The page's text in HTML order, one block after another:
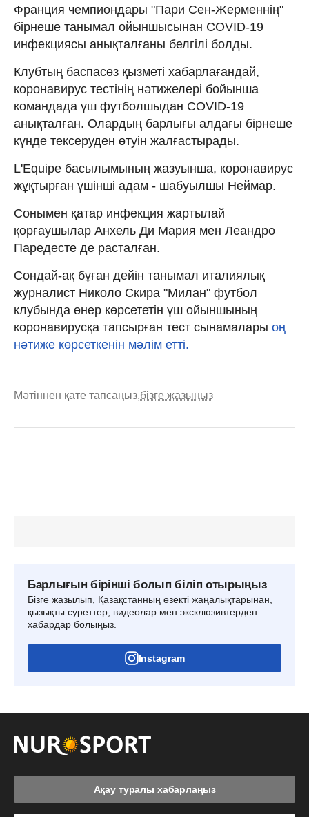
Франция чемпиондары "Пари Сен-Жерменнің"
бірнеше танымал ойыншысынан COVID-19
инфекциясы анықталғаны белгілі болды.
Клубтың баспасөз қызметі хабарлағандай,
коронавирус тестінің нәтижелері бойынша
командада үш футболшыдан COVID-19
анықталған. Олардың барлығы алдағы бірнеше
күнде тексеруден өтуін жалғастырады.
L'Equipe басылымының жазуынша, коронавирус
жұқтырған үшінші адам - шабуылшы Неймар.
Сонымен қатар инфекция жартылай
қорғаушылар Анхель Ди Мария мен Леандро
Паредесте де расталған.
Сондай-ақ бұған дейін танымал италиялық
журналист Николо Скира "Милан" футбол
клубында өнер көрсететін үш ойыншының
коронавирусқа тапсырған тест сынамалары оң
нәтиже көрсеткенін мәлім етті.
Мәтіннен қате тапсаңыз,бізге жазыңыз
Барлығын бірінші болып біліп отырыңыз
Бізге жазылып, Қазақстанның өзекті жаңалықтарынан,
қызықты суреттер, видеолар мен эксклюзивтерден
хабардар болыңыз.
Instagram
Ақау туралы хабарлаңыз